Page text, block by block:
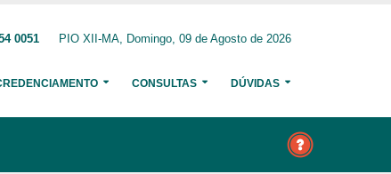
0051 PIO XII-MA, Domingo, 09 de Agosto de 2026
CONSULTAS DÚVIDAS